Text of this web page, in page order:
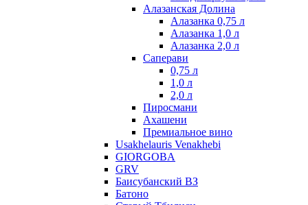
Алазанская Долина
Алазанка 0,75 л
Алазанка 1,0 л
Алазанка 2,0 л
Саперави
0,75 л
1,0 л
2,0 л
Пиросмани
Ахашени
Премиальное вино
Usakhelauris Venakhebi
GIORGOBA
GRV
Баисубанский ВЗ
Батоно